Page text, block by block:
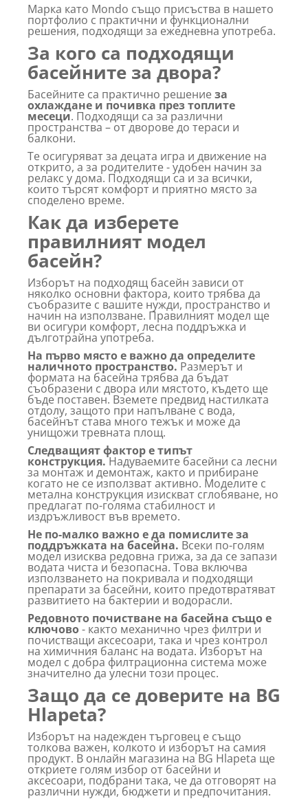
Марка като Mondo също присъства в нашето
портфолио с практични и функционални
решения, подходящи за ежедневна употреба.
За кого са подходящи
басейните за двора?
Басейните са практично решениеза
охлаждане и почивка през топлите
месеци. Подходящи са за различни
пространства – от дворове до тераси и
балкони.
Те осигуряват за децата игра и движение на
открито, а за родителите - удобен начин за
релакс у дома. Подходящи са и за всички,
които търсят комфорт и приятно място за
споделено време.
Как да изберете
правилният модел
басейн?
Изборът на подходящ басейн зависи от
няколко основни фактора, които трябва да
съобразите с вашите нужди, пространство и
начин на използване. Правилният модел ще
ви осигури комфорт, лесна поддръжка и
дълготрайна употреба.
На първо място е важно да определите
наличното пространство. Размерът и
формата на басейна трябва да бъдат
съобразени с двора или мястото, където ще
бъде поставен. Вземете предвид настилката
отдолу, защото при напълване с вода,
басейнът става много тежък и може да
унищожи тревната площ.
Следващият фактор е типът
конструкция.Надуваемите басейни са лесни
за монтаж и демонтаж, както и прибиране
когато не се използват активно. Моделите с
метална конструкция изискват сглобяване, но
предлагат по-голяма стабилност и
издръжливост във времето.
Не по-малко важно е да помислите за
поддръжката на басейна. Всеки по-голям
модел изисква редовна грижа, за да се запази
водата чиста и безопасна. Това включва
използването на покривала и подходящи
препарати за басейни, които предотвратяват
развитието на бактерии и водорасли.
Редовното почистване на басейна също е
ключово- както механично чрез филтри и
почистващи аксесоари, така и чрез контрол
на химичния баланс на водата. Изборът на
модел с добра филтрационна система може
значително да улесни този процес.
Защо да се доверите на BG
Hlapeta?
Изборът на надежден търговец е също
толкова важен, колкото и изборът на самия
продукт. В онлайн магазина на BG Hlapeta ще
откриете голям избор от басейни и
аксесоари, подбрани така, че да отговорят на
различни нужди, бюджети и предпочитания.